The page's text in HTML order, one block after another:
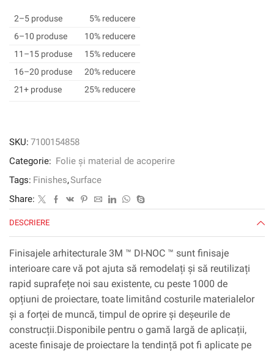
NOC
Finisaj
arhitectural
cereale
din
1220
x
50
2–5 produse
5% reducere
6–10 produse
10% reducere
11–15 produse
15% reducere
16–20 produse
20% reducere
21+ produse
25% reducere
SKU: 7100154858
Categorie: Folie și material de acoperire
Tags: Finishes,Surface
Share:
DESCRIERE
Finisajele arhitecturale 3M ™ DI-NOC ™ sunt finisaje
interioare care vă pot ajuta să remodelați și să reutilizați
rapid suprafețe noi sau existente, cu peste 1000 de
opțiuni de proiectare, toate limitând costurile materialelor
și a forței de muncă, timpul de oprire și deșeurile de
construcții.Disponibile pentru o gamă largă de aplicații,
aceste finisaje de proiectare la tendință pot fi aplicate pe